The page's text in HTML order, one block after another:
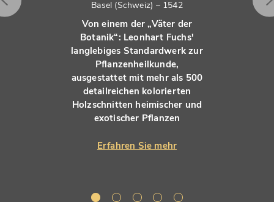
Basel (Schweiz) – 1542
Von einem der „Väter der
Botanik“: Leonhart Fuchs'
langlebiges Standardwerk zur
Pflanzenheilkunde,
ausgestattet mit mehr als 500
detailreichen kolorierten
Holzschnitten heimischer und
exotischer Pflanzen
Erfahren Sie mehr